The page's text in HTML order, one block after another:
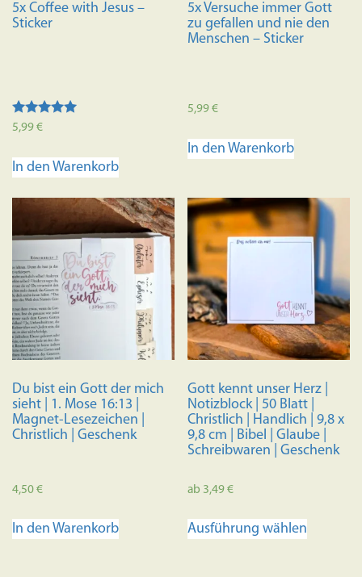
5x Coffee with Jesus –
Sticker
Bewertet mit
5,99€
In den Warenkorb
5x Versuche immer Gott
zu gefallen und nie den
Menschen – Sticker
5,99€
In den Warenkorb
Du bist ein Gott der mich
sieht | 1. Mose 16:13 |
Magnet-Lesezeichen |
Christlich | Geschenk
4,50€
In den Warenkorb
Gott kennt unser Herz |
Notizblock | 50 Blatt |
Christlich | Handlich | 9,8 x
9,8 cm | Bibel | Glaube |
Schreibwaren | Geschenk
ab 3,49€
Ausführung wählen